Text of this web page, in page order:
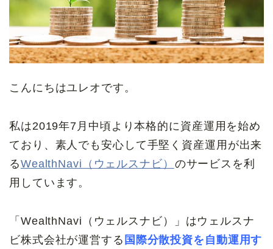
こんにちはユレオです。
私は2019年7月中頃より本格的に資産運用を始め
ており、素人でも安心して手堅く資産運用が出来
るWealthNavi（ウェルスナビ） のサービスを利
用しています。
「WealthNavi（ウェルスナビ）」はウェルスナ
ビ株式会社が運営する 国際分散投資を自動運用す